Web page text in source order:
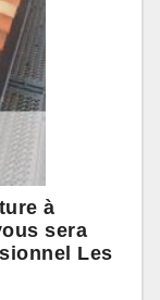
à
sera
Les